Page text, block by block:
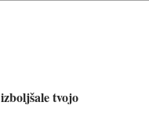
izboljšale tvojo